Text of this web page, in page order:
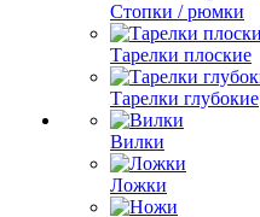
Стопки / рюмки
Тарелки плоские
Тарелки глубокие
Вилки
Ложки